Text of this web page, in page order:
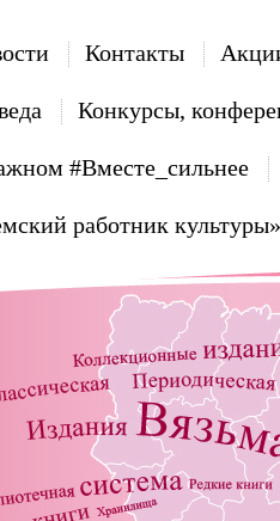
Контакты
Конкурсы,
#Вместе_сильнее
работник культуры»